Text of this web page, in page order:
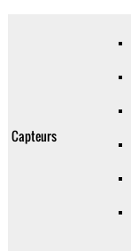
Capteurs